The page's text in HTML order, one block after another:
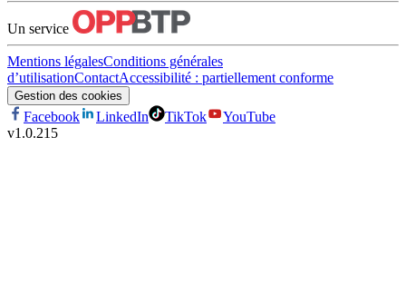
Un service
Mentions légalesConditions générales
d’utilisationContactAccessibilité : partiellement conforme
Gestion des cookies
Facebook LinkedIn TikTok
YouTube
v1.0.215